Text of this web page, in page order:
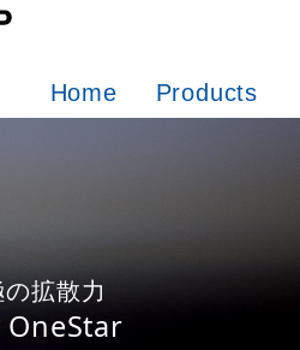
Home Products
拡散力
OneStar